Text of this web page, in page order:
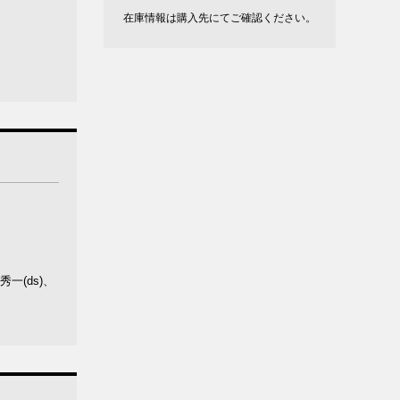
一(ds)、
在庫情報は購入先にてご確認ください。